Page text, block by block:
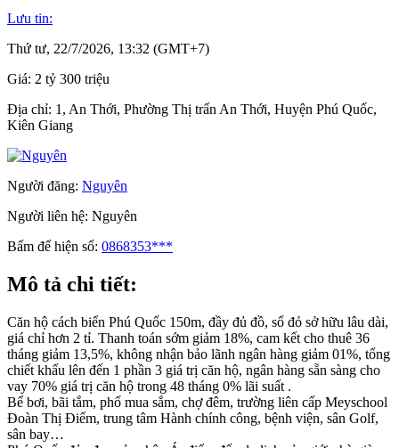
Lưu tin:
Thứ tư, 22/7/2026, 13:32 (GMT+7)
Giá: 2 tỷ 300 triệu
Địa chỉ: 1, An Thới, Phường Thị trấn An Thới, Huyện Phú Quốc,
Kiên Giang
Người đăng: Nguyên
Người liên hệ: Nguyên
Bấm để hiện số: 0868353***
Mô tả chi tiết:
Căn hộ cách biển Phú Quốc 150m, đầy đủ đồ, sổ đỏ sở hữu lâu dài,
giá chỉ hơn 2 tỉ. Thanh toán sớm giảm 18%, cam kết cho thuê 36
tháng giảm 13,5%, không nhận bảo lãnh ngân hàng giảm 01%, tổng
chiết khấu lên đến 1 phần 3 giá trị căn hộ, ngân hàng sẵn sàng cho
vay 70% giá trị căn hộ trong 48 tháng 0% lãi suất .
Bể bơi, bãi tắm, phố mua sắm, chợ đêm, trường liên cấp Meyschool
Đoàn Thị Điểm, trung tâm Hành chính công, bệnh viện, sân Golf,
sân bay…